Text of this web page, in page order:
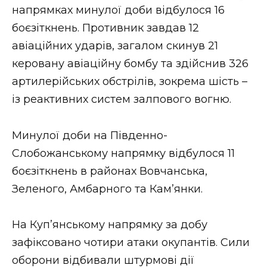
напрямках минулої доби відбулося 16
боєзіткнень. Противник завдав 12
авіаційних ударів, загалом скинув 21
керовану авіаційну бомбу та здійснив 326
артилерійських обстрілів, зокрема шість –
із реактивних систем залпового вогню.
Минулої доби на Південно-
Слобожанському напрямку відбулося 11
боєзіткнень в районах Вовчанська,
Зеленого, Амбарного та Кам’янки.
На Куп’янському напрямку за добу
зафіксовано чотири атаки окупантів. Сили
оборони відбивали штурмові дії